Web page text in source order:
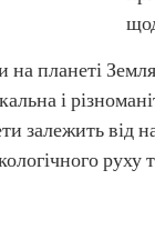
планеті
і
залежить від
руху